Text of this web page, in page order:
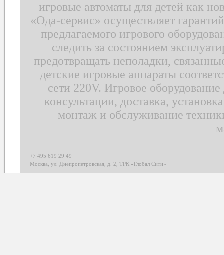
игровые автоматы для детей как
«Ода-сервис» осуществляет
предлагаемого игрового
следить за состоянием
предотвращать неполадки,
детские игровые аппараты
сети 220V. Игровое
консультации, доставка,
монтаж и обслуживание
+7 495 619 29 49
Москва, ул. Днепропетровская, д. 2, ТРК «Глобал Сити»